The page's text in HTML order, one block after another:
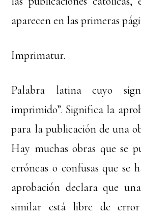
aparecen en las primeras
Imprimatur.
Palabra latina cuyo
imprimido”. Significa la
para la publicación de una
Hay muchas obras que se
erróneas o confusas que se
aprobación declara que
similar está libre de